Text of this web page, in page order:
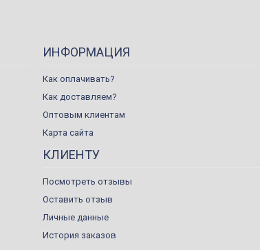
ИНФОРМАЦИЯ
Как оплачивать?
Как доставляем?
Оптовым клиентам
Карта сайта
КЛИЕНТУ
Посмотреть отзывы
Оставить отзыв
Личные данные
История заказов